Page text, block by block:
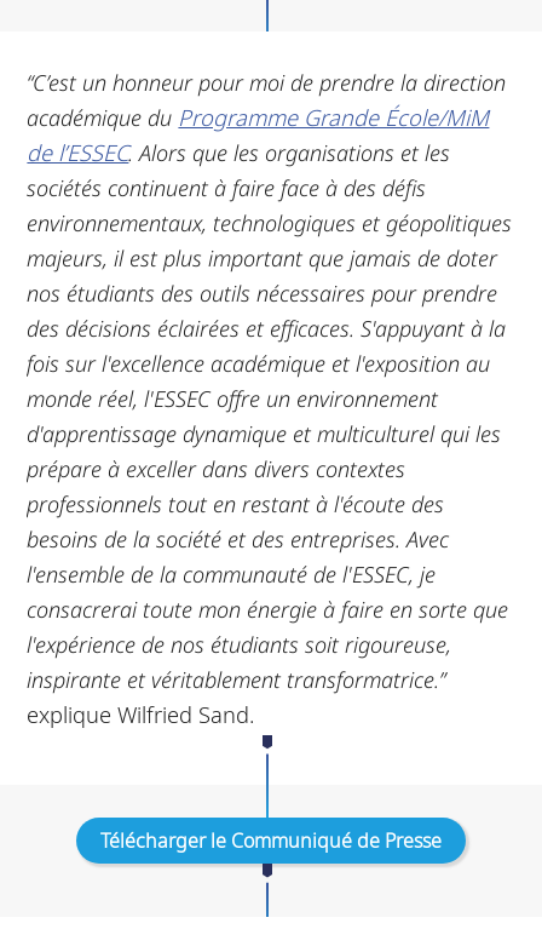
“C’est un honneur pour moi de prendre la direction
académique du Programme Grande École/MiM
de l’ESSEC. Alors que les organisations et les
sociétés continuent à faire face à des défis
environnementaux, technologiques et géopolitiques
majeurs, il est plus important que jamais de doter
nos étudiants des outils nécessaires pour prendre
des décisions éclairées et efficaces. S'appuyant à la
fois sur l'excellence académique et l'exposition au
monde réel, l'ESSEC offre un environnement
d'apprentissage dynamique et multiculturel qui les
prépare à exceller dans divers contextes
professionnels tout en restant à l'écoute des
besoins de la société et des entreprises. Avec
l'ensemble de la communauté de l'ESSEC, je
consacrerai toute mon énergie à faire en sorte que
l'expérience de nos étudiants soit rigoureuse,
inspirante et véritablement transformatrice.”
explique Wilfried Sand.
Télécharger le Communiqué de Presse